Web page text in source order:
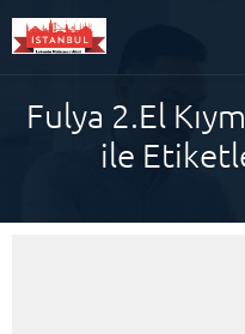
Fulya 2.El
ile